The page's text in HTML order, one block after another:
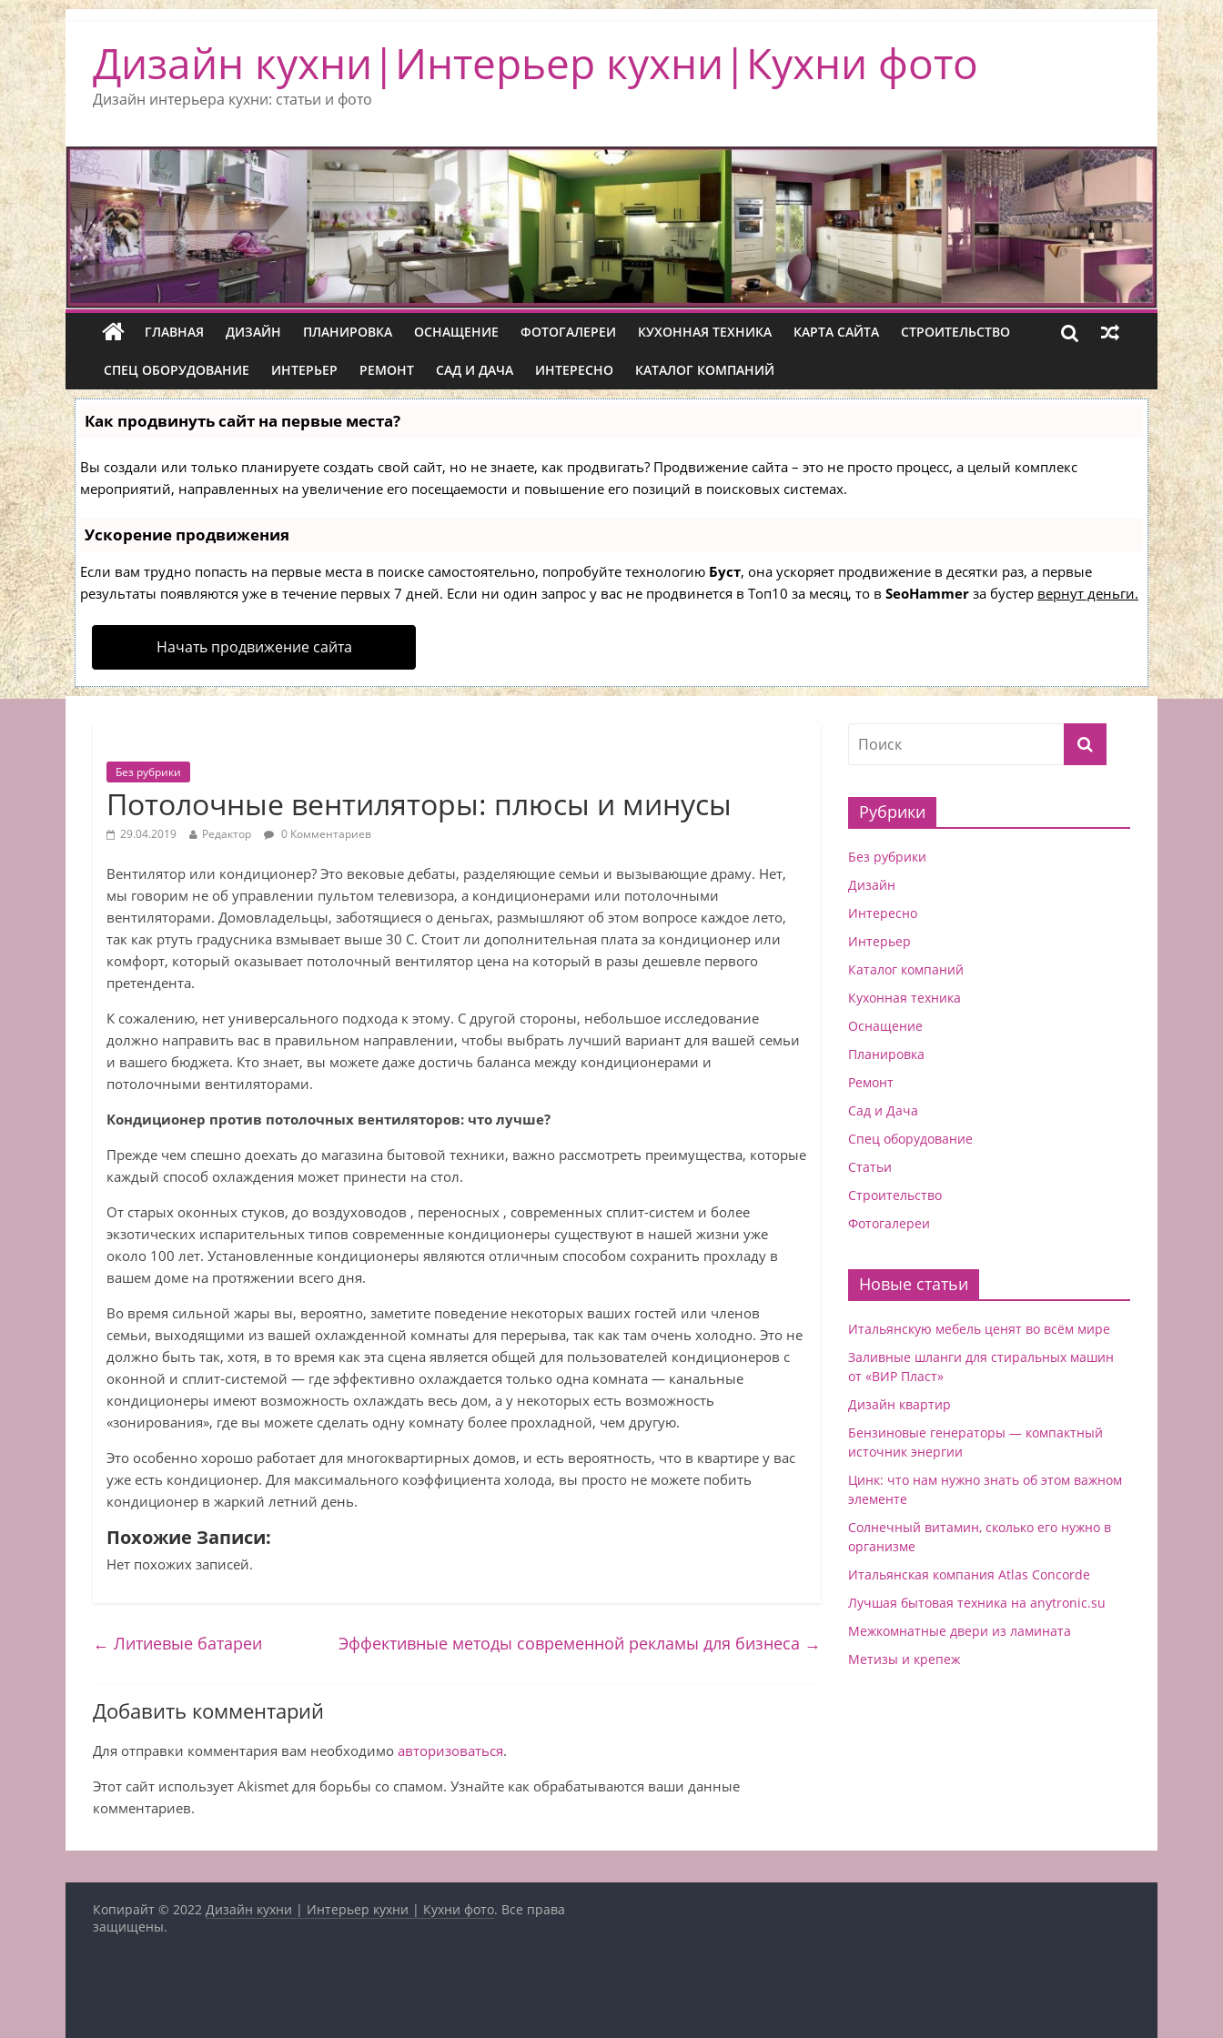
Дизайн кухни|Интерьер кухни|Кухни фото
Дизайн интерьера кухни: статьи и фото
ГЛАВНАЯ ДИЗАЙН ПЛАНИРОВКА ОСНАЩЕНИЕ ФОТОГАЛЕРЕИ КУХОННАЯ ТЕХНИКА КАРТА САЙТА СТРОИТЕЛЬСТВО
СПЕЦ ОБОРУДОВАНИЕ ИНТЕРЬЕР РЕМОНТ САД И ДАЧА ИНТЕРЕСНО КАТАЛОГ КОМПАНИЙ
Как продвинуть сайт на первые места?
Вы создали или только планируете создать свой сайт, но не знаете, как продвигать? Продвижение сайта – это не просто процесс, а целый комплекс
мероприятий, направленных на увеличение его посещаемости и повышение его позиций в поисковых системах.
Ускорение продвижения
Если вам трудно попасть на первые места в поиске самостоятельно, попробуйте технологию Буст, она ускоряет продвижение в десятки раз, а первые
результаты появляются уже в течение первых 7 дней. Если ни один запрос у вас не продвинется в Топ10 за месяц, то в SeoHammer за бустер вернут деньги.
Начать продвижение сайта
Без рубрики
Потолочные вентиляторы: плюсы и минусы
29.04.2019 Редактор 0 Комментариев
Вентилятор или кондиционер? Это вековые дебаты, разделяющие семьи и вызывающие драму. Нет,
мы говорим не об управлении пультом телевизора, а кондиционерами или потолочными
вентиляторами. Домовладельцы, заботящиеся о деньгах, размышляют об этом вопросе каждое лето,
так как ртуть градусника взмывает выше 30 C. Стоит ли дополнительная плата за кондиционер или
комфорт, который оказывает потолочный вентилятор цена на который в разы дешевле первого
претендента.
К сожалению, нет универсального подхода к этому. С другой стороны, небольшое исследование
должно направить вас в правильном направлении, чтобы выбрать лучший вариант для вашей семьи
и вашего бюджета. Кто знает, вы можете даже достичь баланса между кондиционерами и
потолочными вентиляторами.
Кондиционер против потолочных вентиляторов: что лучше?
Прежде чем спешно доехать до магазина бытовой техники, важно рассмотреть преимущества, которые
каждый способ охлаждения может принести на стол.
От старых оконных стуков, до воздуховодов , переносных , современных сплит-систем и более
экзотических испарительных типов современные кондиционеры существуют в нашей жизни уже
около 100 лет. Установленные кондиционеры являются отличным способом сохранить прохладу в
вашем доме на протяжении всего дня.
Во время сильной жары вы, вероятно, заметите поведение некоторых ваших гостей или членов
семьи, выходящими из вашей охлажденной комнаты для перерыва, так как там очень холодно. Это не
должно быть так, хотя, в то время как эта сцена является общей для пользователей кондиционеров с
оконной и сплит-системой — где эффективно охлаждается только одна комната — канальные
кондиционеры имеют возможность охлаждать весь дом, а у некоторых есть возможность
«зонирования», где вы можете сделать одну комнату более прохладной, чем другую.
Это особенно хорошо работает для многоквартирных домов, и есть вероятность, что в квартире у вас
уже есть кондиционер. Для максимального коэффициента холода, вы просто не можете побить
кондиционер в жаркий летний день.
Похожие Записи:
Нет похожих записей.
← Литиевые батареи Эффективные методы современной рекламы для бизнеса →
Добавить комментарий
Для отправки комментария вам необходимо авторизоваться.
Этот сайт использует Akismet для борьбы со спамом. Узнайте как обрабатываются ваши данные
комментариев.
Рубрики
Без рубрики
Дизайн
Интересно
Интерьер
Каталог компаний
Кухонная техника
Оснащение
Планировка
Ремонт
Сад и Дача
Спец оборудование
Статьи
Строительство
Фотогалереи
Новые статьи
Итальянскую мебель ценят во всём мирe
Заливные шланги для стиральных машин
от «ВИР Пласт»
Дизайн квартир
Бензиновые генераторы — компактный
источник энергии
Цинк: что нам нужно знать об этом важном
элементе
Солнечный витамин, сколько его нужно в
организме
Итальянская компания Atlas Concorde
Лучшая бытовая техника на anytronic.su
Межкомнатные двери из ламината
Метизы и крепеж
Копирайт © 2022 Дизайн кухни | Интерьер кухни | Кухни фото. Все права
защищены.